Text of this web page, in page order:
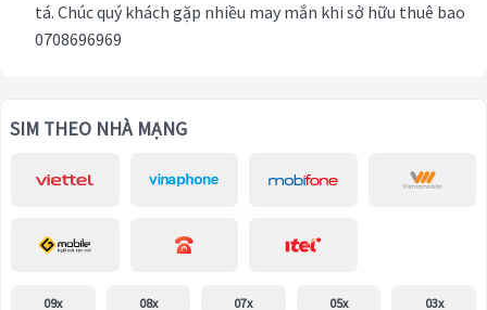
tá. Chúc quý khách gặp nhiều may mắn khi sở hữu thuê bao
0708696969
SIM THEO NHÀ MẠNG
09x 08x 07x 05x 03x